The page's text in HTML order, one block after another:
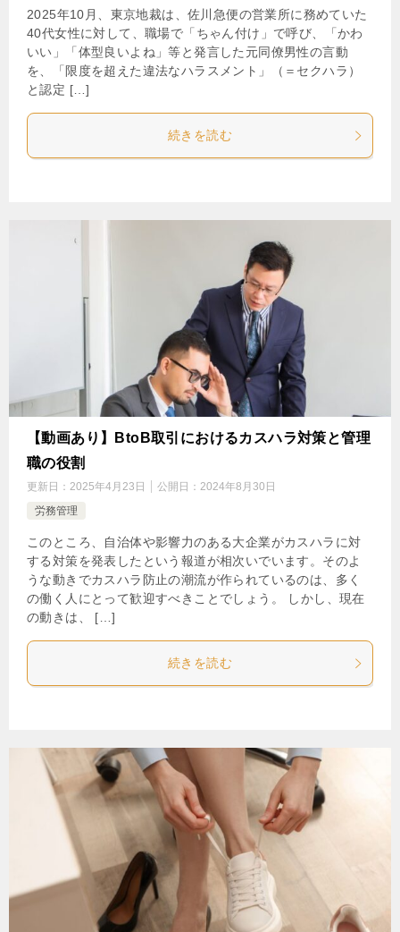
2025年10月、東京地裁は、佐川急便の営業所に務めていた
40代女性に対して、職場で「ちゃん付け」で呼び、「かわ
いい」「体型良いよね」等と発言した元同僚男性の言動
を、「限度を超えた違法なハラスメント」（＝セクハラ）
と認定 […]
続きを読む
【動画あり】BtoB取引におけるカスハラ対策と管理
職の役割
更新日： 2025年4月23日 公開日： 2024年8月30日
労務管理
このところ、自治体や影響力のある大企業がカスハラに対
する対策を発表したという報道が相次いでいます。そのよ
うな動きでカスハラ防止の潮流が作られているのは、多く
の働く人にとって歓迎すべきことでしょう。 しかし、現在
の動きは、 […]
続きを読む